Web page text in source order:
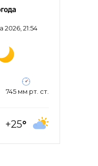
2026, 21:54
745 мм рт. ст.
+25°